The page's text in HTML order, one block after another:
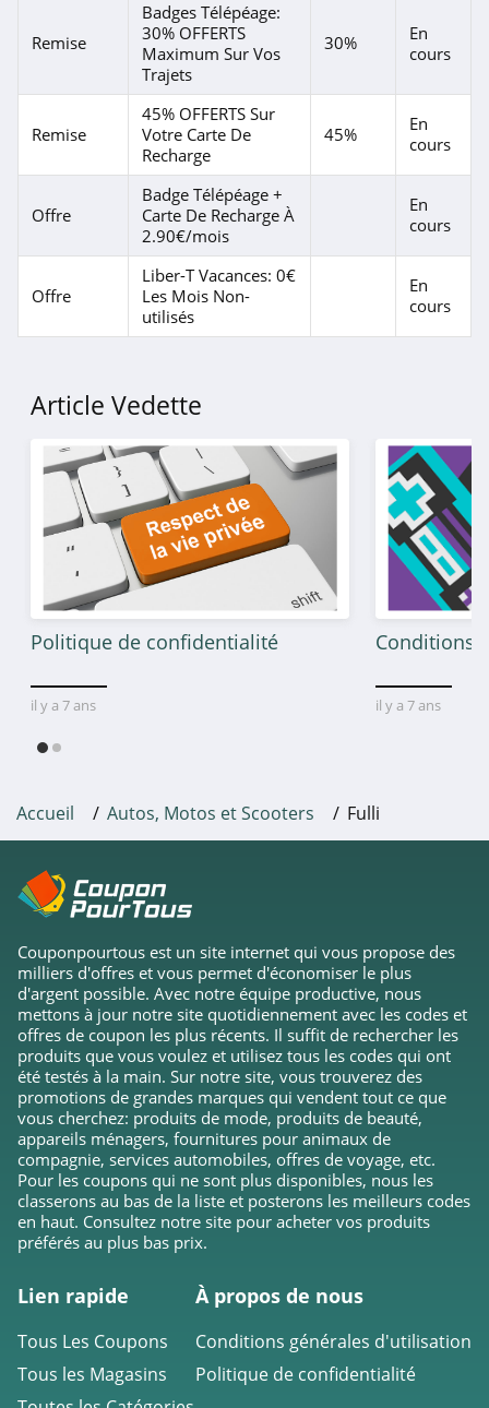
Remise
Badges Télépéage:
30% OFFERTS
Maximum Sur Vos
Trajets
30%
En
cours
Remise
45% OFFERTS Sur
Votre Carte De
Recharge
45%
En
cours
Offre
Badge Télépéage +
Carte De Recharge À
2.90€/mois
En
cours
Offre
Liber-T Vacances: 0€
Les Mois Non-
utilisés
En
cours
Article Vedette
Politique de confidentialité
il y a 7 ans
Conditions
il y a 7 ans
Accueil Autos, Motos et Scooters Fulli
Couponpourtous est un site internet qui vous propose des
milliers d'offres et vous permet d'économiser le plus
d'argent possible. Avec notre équipe productive, nous
mettons à jour notre site quotidiennement avec les codes et
offres de coupon les plus récents. Il suffit de rechercher les
produits que vous voulez et utilisez tous les codes qui ont
été testés à la main. Sur notre site, vous trouverez des
promotions de grandes marques qui vendent tout ce que
vous cherchez: produits de mode, produits de beauté,
appareils ménagers, fournitures pour animaux de
compagnie, services automobiles, offres de voyage, etc.
Pour les coupons qui ne sont plus disponibles, nous les
classerons au bas de la liste et posterons les meilleurs codes
en haut. Consultez notre site pour acheter vos produits
préférés au plus bas prix.
Lien rapide
Tous Les Coupons
Tous les Magasins
À propos de nous
Conditions générales d'utilisation
Politique de confidentialité